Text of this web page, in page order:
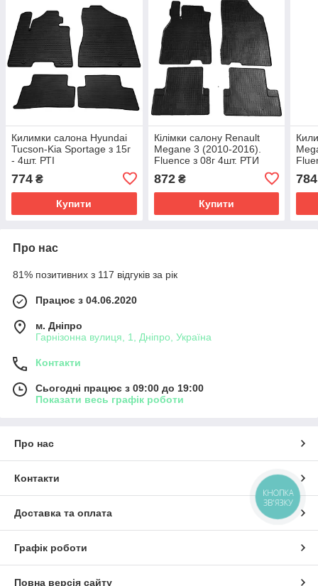
Килимки салона Hyundai
Tucson-Kia Sportage з 15г
- 4шт. РТІ
774 ₴
Купити
Кілімки салону Renault
Megane 3 (2010-2016).
Fluence з 08г 4шт. РТИ
872₴
Купити
784
Про нас
81% позитивних з 117 відгуків за рік
Працює з 04.06.2020
м. Дніпро
Гарнізонна вулиця, 1, Дніпро, Україна
Контакти
Сьогодні працює з 09:00 до 19:00
Показати весь графік роботи
Про нас
Контакти
Доставка та оплата
Графік роботи
Повна версія сайту
КНОПКА
ЗВ'ЯЗКУ